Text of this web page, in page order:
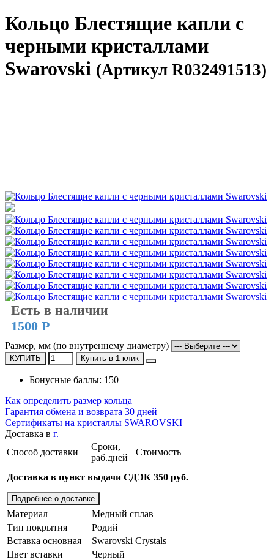
Кольцо Блестящие капли с
черными кристаллами
Swarovski (Артикул R032491513)
Есть в наличии
1500 Р
Размер, мм (по внутреннему диаметру)
КУПИТЬ Купить в 1 клик
Бонусные баллы: 150
Как определить размер кольца
Гарантия обмена и возврата 30 дней
Сертификаты на кристаллы SWAROVSKI
Доставка в г.
Способ доставки
Сроки,
раб.дней
Стоимость
Доставка в пункт выдачи СДЭК 350 руб.
Подробнее о доставке
Материал
Медный сплав
Тип покрытия
Родий
Вставка основная
Swarovski Crystals
Цвет вставки
Черный